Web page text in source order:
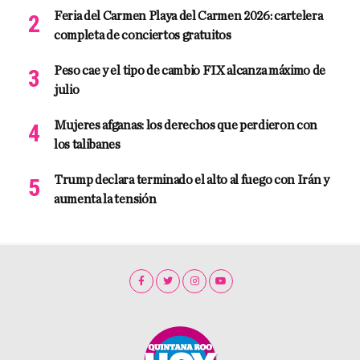
Feria del Carmen Playa del Carmen 2026: cartelera
completa de conciertos gratuitos
Peso cae y el tipo de cambio FIX alcanza máximo de
julio
Mujeres afganas: los derechos que perdieron con
los talibanes
Trump declara terminado el alto al fuego con Irán y
aumenta la tensión